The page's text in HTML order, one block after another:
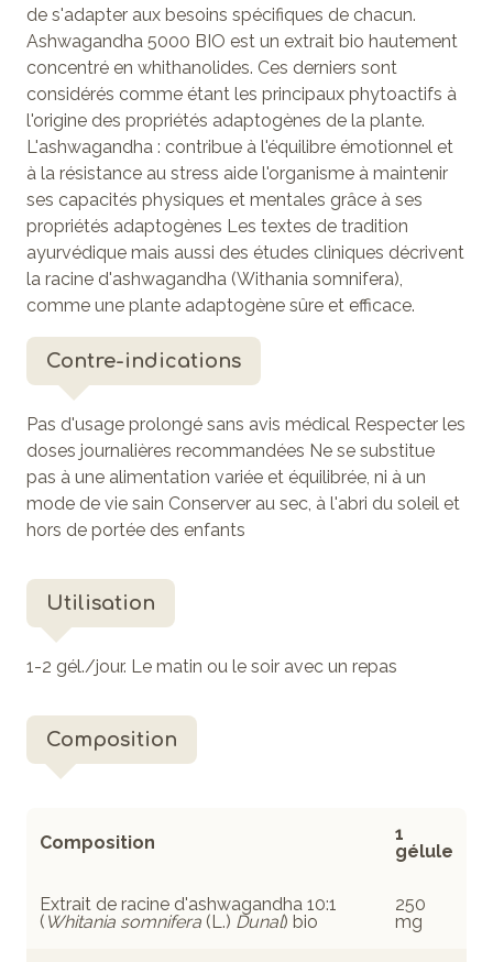
de s'adapter aux besoins spécifiques de chacun.
Ashwagandha 5000 BIO est un extrait bio hautement
concentré en whithanolides. Ces derniers sont
considérés comme étant les principaux phytoactifs à
l'origine des propriétés adaptogènes de la plante.
L'ashwagandha : contribue à l'équilibre émotionnel et
à la résistance au stress aide l'organisme à maintenir
ses capacités physiques et mentales grâce à ses
propriétés adaptogènes Les textes de tradition
ayurvédique mais aussi des études cliniques décrivent
la racine d'ashwagandha (Withania somnifera),
comme une plante adaptogène sûre et efficace.
Contre-indications
Pas d'usage prolongé sans avis médical Respecter les
doses journalières recommandées Ne se substitue
pas à une alimentation variée et équilibrée, ni à un
mode de vie sain Conserver au sec, à l'abri du soleil et
hors de portée des enfants
Utilisation
1-2 gél./jour. Le matin ou le soir avec un repas
Composition
Composition
1
gélule
Extrait de racine d'ashwagandha 10:1
( Whitania somnifera (L.) Dunal) bio
250
mg